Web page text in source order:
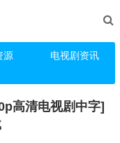
源
电视剧资讯
高清电视剧中字]